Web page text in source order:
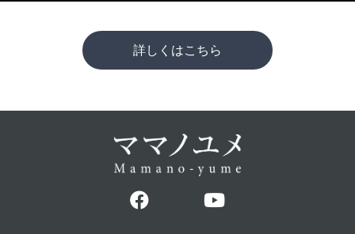
詳しくはこちら